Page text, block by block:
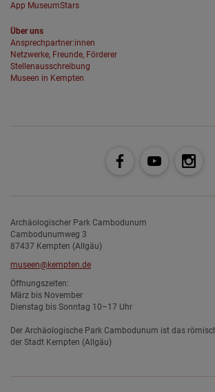
App MuseumStars
Über uns
Ansprechpartner:innen
Netzwerke, Freunde, Förderer
Stellenausschreibung
Museen in Kempten
Archäologischer Park Cambodunum
Cambodunumweg 3
87437 Kempten (Allgäu)
museen@kempten.de
Öffnungszeiten:
März bis November
Dienstag bis Sonntag 10–17 Uhr
Der Archäologische Park Cambodunum ist das
der Stadt Kempten (Allgäu)